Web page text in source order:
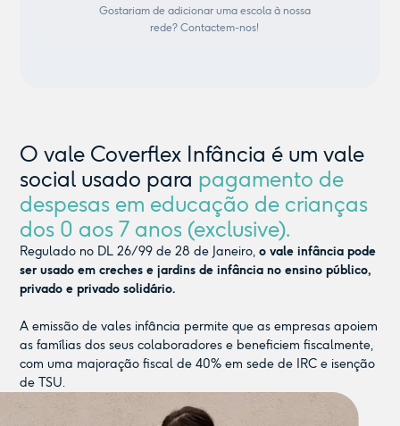
Gostariam de adicionar uma escola à nossa
rede? Contactem-nos!
O vale Coverflex Infância é um vale
social usado para pagamento de
despesas em educação de crianças
dos 0 aos 7 anos (exclusive).
Regulado no DL 26/99 de 28 de Janeiro,o vale infância pode
ser usado em creches e jardins de infância no ensino público,
privado e privado solidário.
A emissão de vales infância permite que as empresas apoiem
as famílias dos seus colaboradores e beneficiem fiscalmente,
com uma majoração fiscal de 40% em sede de IRC e isenção
de TSU.